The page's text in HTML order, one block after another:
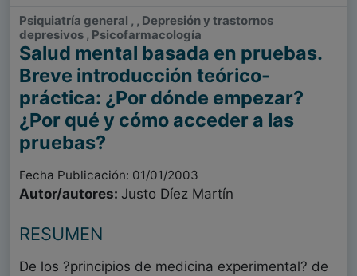
Psiquiatría general , , Depresión y trastornos
depresivos , Psicofarmacología
Salud mental basada en pruebas.
Breve introducción teórico-
práctica: ¿Por dónde empezar?
¿Por qué y cómo acceder a las
pruebas?
Fecha Publicación: 01/01/2003
Autor/autores: Justo Díez Martín
RESUMEN
De los ?principios de medicina experimental? de